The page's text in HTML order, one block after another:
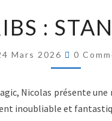
:
Mars 2026 0
Nicolas présente
inoubliable et